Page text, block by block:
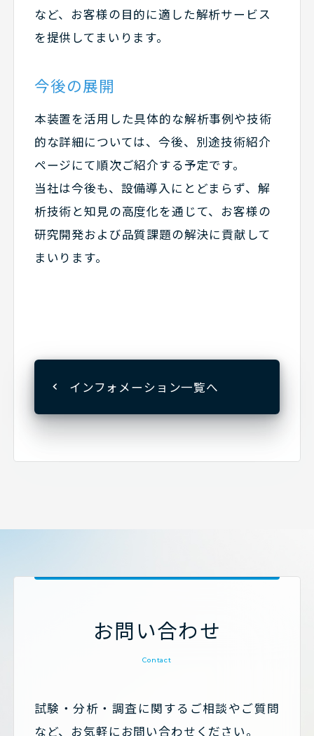
など、お客様の目的に適した解析サービス
を提供してまいります。
今後の展開
本装置を活用した具体的な解析事例や技術
的な詳細については、今後、別途技術紹介
ページにて順次ご紹介する予定です。
当社は今後も、設備導入にとどまらず、解
析技術と知見の高度化を通じて、お客様の
研究開発および品質課題の解決に貢献して
まいります。
インフォメーション一覧へ
お問い合わせ
Contact
試験・分析・調査に関するご相談やご質問
など、お気軽にお問い合わせください。